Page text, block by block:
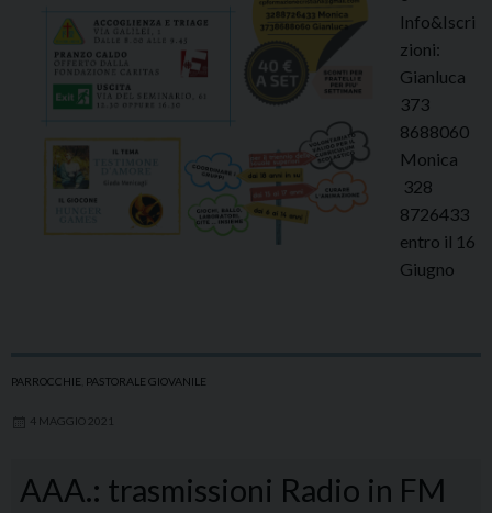
Info&Iscri
zioni:
Gianluca
373
8688060
Monica
328
8726433
entro il 16
Giugno
PARROCCHIE PASTORALE GIOVANILE
4 MAGGIO 2021
AAA.: trasmissioni Radio in FM